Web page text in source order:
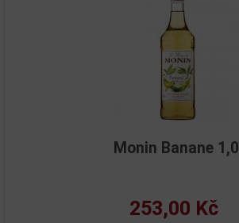
Monin Banane 1,0l
253,00 Kč